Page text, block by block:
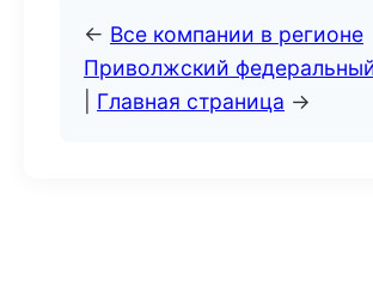
← Все компании в регионе
Приволжский
Главная страница →